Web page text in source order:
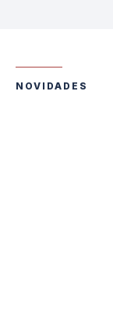
NOVIDADES